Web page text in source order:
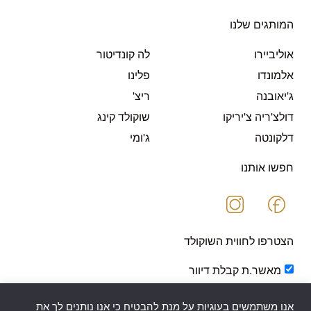
המותגים שלנו
אוליביירו
אלמונדו
ג'יאובנה
דולצ'ריה צ'יריקו
דלקונטה
לה קונדיטור
פלינו
ריצ'
שוקולד קינג
ג'ומי
חפשו אותנו
הצטרפו לחווית השוקולד
מאשר.ת קבלת דיוור
אנו משתמשים בעוגיות על מנת להבטיח כי אנו נותנים לך את